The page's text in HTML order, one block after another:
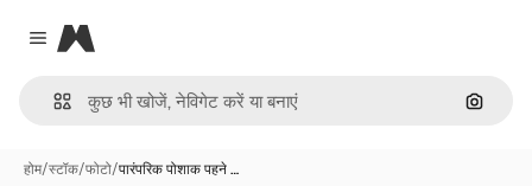
Close menu
Magnific
इमेज से
होम/स्टॉक/फोटो/पारंपरिक पोशाक पहने …